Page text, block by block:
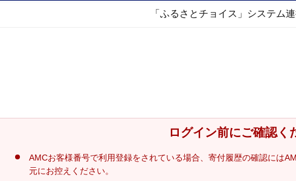
「ふるさとチョイス」システム
ログイン前にご確認く
AMCお客様番号で利用登録をされている場合、寄付履歴の確認には
元にお控えください。